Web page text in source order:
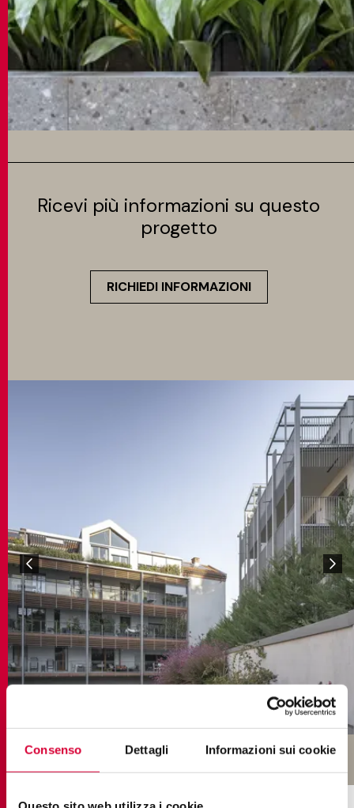
Consenso Dettagli Informazioni sui cookie
Ricevi più informazioni su questo
progetto
RICHIEDI INFORMAZIONI
COLLEZIONI NEL PROGETTO